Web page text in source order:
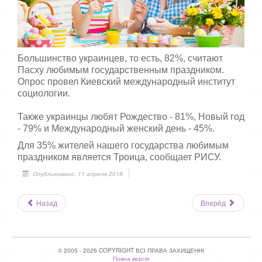
5
5
а
,
о
ц
е
н
и
т
е
Большинство украинцев, то есть, 82%, считают
Пасху любимым государственным праздником.
Опрос провел Киевский международный институт
социологии.
Также украинцы любят Рождество - 81%, Новый год
- 79% и Международный женский день - 45%.
Для 35% жителей нашего государства любимым
праздником является Троица, сообщает РИСУ.
Опубликовано: 11 апреля 2018
Назад Вперёд
© 2005 - 2026 COPYRIGHT ВСІ ПРАВА ЗАХИЩЕННІ
Повна версія